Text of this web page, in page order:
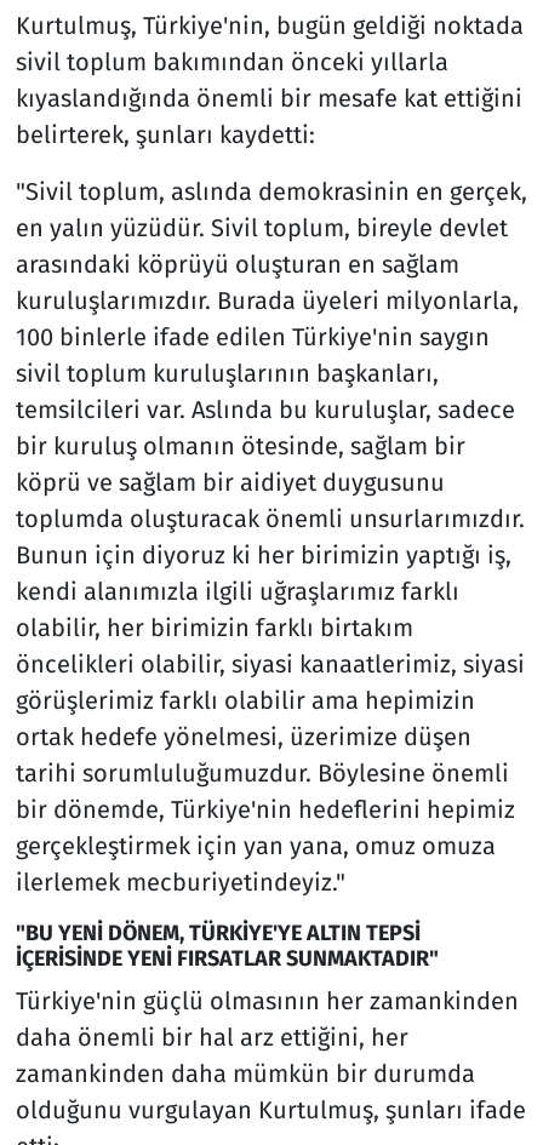
Kurtulmuş, Türkiye'nin, bugün geldiği noktada
sivil toplum bakımından önceki yıllarla
kıyaslandığında önemli bir mesafe kat ettiğini
belirterek, şunları kaydetti:
"Sivil toplum, aslında demokrasinin en gerçek,
en yalın yüzüdür. Sivil toplum, bireyle devlet
arasındaki köprüyü oluşturan en sağlam
kuruluşlarımızdır. Burada üyeleri milyonlarla,
100 binlerle ifade edilen Türkiye'nin saygın
sivil toplum kuruluşlarının başkanları,
temsilcileri var. Aslında bu kuruluşlar, sadece
bir kuruluş olmanın ötesinde, sağlam bir
köprü ve sağlam bir aidiyet duygusunu
toplumda oluşturacak önemli unsurlarımızdır.
Bunun için diyoruz ki her birimizin yaptığı iş,
kendi alanımızla ilgili uğraşlarımız farklı
olabilir, her birimizin farklı birtakım
öncelikleri olabilir, siyasi kanaatlerimiz, siyasi
görüşlerimiz farklı olabilir ama hepimizin
ortak hedefe yönelmesi, üzerimize düşen
tarihi sorumluluğumuzdur. Böylesine önemli
bir dönemde, Türkiye'nin hedeflerini hepimiz
gerçekleştirmek için yan yana, omuz omuza
ilerlemek mecburiyetindeyiz."
"BU YENİ DÖNEM, TÜRKİYE'YE ALTIN TEPSİ
İÇERİSİNDE YENİ FIRSATLAR SUNMAKTADIR"
Türkiye'nin güçlü olmasının her zamankinden
daha önemli bir hal arz ettiğini, her
zamankinden daha mümkün bir durumda
olduğunu vurgulayan Kurtulmuş, şunları ifade